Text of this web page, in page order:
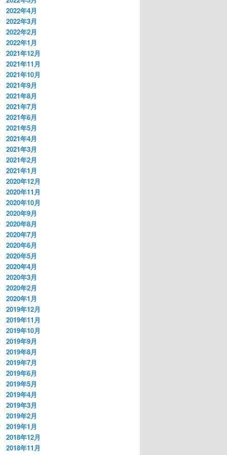
2022年4月
2022年3月
2022年2月
2022年1月
2021年12月
2021年11月
2021年10月
2021年9月
2021年8月
2021年7月
2021年6月
2021年5月
2021年4月
2021年3月
2021年2月
2021年1月
2020年12月
2020年11月
2020年10月
2020年9月
2020年8月
2020年7月
2020年6月
2020年5月
2020年4月
2020年3月
2020年2月
2020年1月
2019年12月
2019年11月
2019年10月
2019年9月
2019年8月
2019年7月
2019年6月
2019年5月
2019年4月
2019年3月
2019年2月
2019年1月
2018年12月
2018年11月